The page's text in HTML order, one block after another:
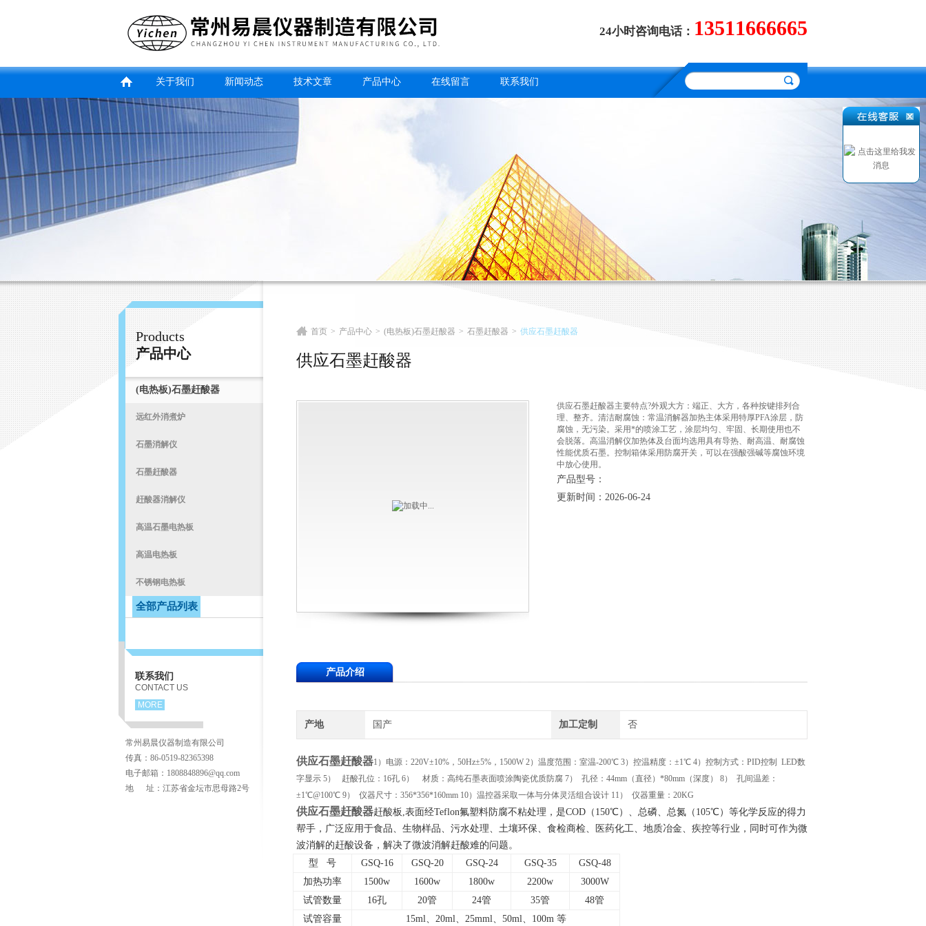
常州易晨仪器制造有限公司
24小时咨询电话： 13511666665
关于我们 新闻动态 技术文章 产品中心 在线留言 联系我们
Products
产品中心
(电热板)石墨赶酸器
远红外消煮炉
石墨消解仪
石墨赶酸器
赶酸器消解仪
高温石墨电热板
高温电热板
不锈钢电热板
全部产品列表
联系我们
CONTACT US
MORE
常州易晨仪器制造有限公司
传真：86-0519-82365398
电子邮箱：1808848896@qq.com
地 址：江苏省金坛市思母路2号
首页 > 产品中心 > (电热板)石墨赶酸器 > 石墨赶酸器 > 供应石墨赶酸器
供应石墨赶酸器
供应石墨赶酸器主要特点?外观大方：端正、大方，各种按键排列合
理、整齐。清洁耐腐蚀：常温消解器加热主体采用特厚PFA涂层，防
腐蚀，无污染。采用*的喷涂工艺，涂层均匀、牢固、长期使用也不
会脱落。高温消解仪加热体及台面均选用具有导热、耐高温、耐腐蚀
性能优质石墨。控制箱体采用防腐开关，可以在强酸强碱等腐蚀环境
中放心使用。
产品型号：
更新时间：2026-06-24
产品介绍
产地 国产 加工定制 否
供应石墨赶酸器1）电源：220V±10%，50Hz±5%，1500W 2）温度范围：室温-200℃ 3）控温精度：±1℃ 4）控制方式：PID控制 LED数
字显示 5） 赶酸孔位：16孔 6） 材质：高纯石墨表面喷涂陶瓷优质防腐 7） 孔径：44mm（直径）*80mm（深度） 8） 孔间温差：
±1℃@100℃ 9） 仪器尺寸：356*356*160mm 10）温控器采取一体与分体灵活组合设计 11） 仪器重量：20KG
供应石墨赶酸器赶酸板,表面经Teflon氟塑料防腐不粘处理，是COD（150℃）、总磷、总氮（105℃）等化学反应的得力
帮手，广泛应用于食品、生物样品、污水处理、土壤环保、食检商检、医药化工、地质冶金、疾控等行业，同时可作为微
波消解的赶酸设备，解决了微波消解赶酸难的问题。
型 号
GSQ-16 GSQ-20 GSQ-24 GSQ-35
GSQ-48
加热功率
1500w 1600w 1800w 2200w
3000W
试管数量
16孔 20管 24管 35管 48管
试管容量
15ml、20ml、25mml、50ml、100m 等